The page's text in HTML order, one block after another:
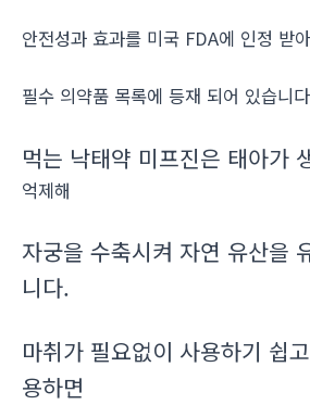
안전성과 효과를 미국 FDA에 인정 받아
필수 의약품 목록에 등재 되어 있습니다
먹는 낙태약 미프진은 태아가
억제해
자궁을 수축시켜 자연 유산을
니다.
마취가 필요없이 사용하기 쉽
용하면